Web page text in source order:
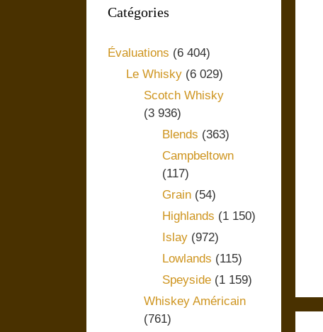
Catégories
Évaluations (6 404)
Le Whisky(6 029)
Scotch Whisky
(3 936)
Blends (363)
Campbeltown
(117)
Grain(54)
Highlands (1 150)
Islay(972)
Lowlands (115)
Speyside(1 159)
Whiskey Américain
(761)